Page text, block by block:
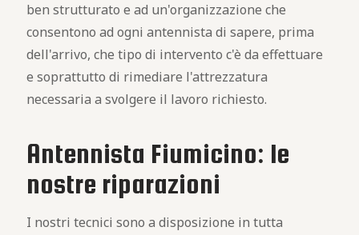
ben strutturato e ad un'organizzazione che
consentono ad ogni antennista di sapere, prima
dell'arrivo, che tipo di intervento c'è da effettuare
e soprattutto di rimediare l'attrezzatura
necessaria a svolgere il lavoro richiesto.
Antennista Fiumicino: le
nostre riparazioni
I nostri tecnici sono a disposizione in tutta